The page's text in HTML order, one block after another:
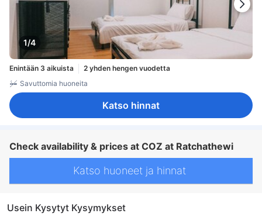
1/4
Enintään 3 aikuista
2 yhden hengen vuodetta
Savuttomia huoneita
Katso hinnat
Check availability & prices at COZ at Ratchathewi
Katso huoneet ja hinnat
Usein Kysytyt Kysymykset